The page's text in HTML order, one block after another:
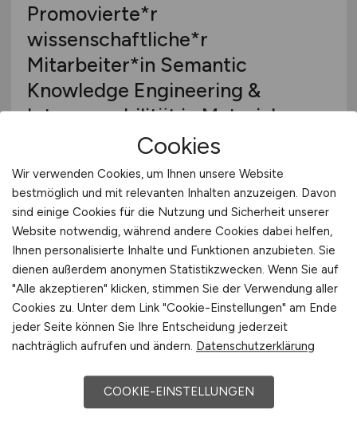
Promovierte*r
wissenschaftliche*r
Mitarbeiter*in Semantic
Knowledge Engineering &
Interoperabilität in Materials
BAM Bundesanstalt für Materialforschung und
-prüfung
vor 4 Tagen
Berlin
Cookies
Wir verwenden Cookies, um Ihnen unsere Website
bestmöglich und mit relevanten Inhalten anzuzeigen. Davon
sind einige Cookies für die Nutzung und Sicherheit unserer
Website notwendig, während andere Cookies dabei helfen,
Ihnen personalisierte Inhalte und Funktionen anzubieten. Sie
dienen außerdem anonymen Statistikzwecken. Wenn Sie auf
"Alle akzeptieren" klicken, stimmen Sie der Verwendung aller
Cookies zu. Unter dem Link "Cookie-Einstellungen" am Ende
jeder Seite können Sie Ihre Entscheidung jederzeit
nachträglich aufrufen und ändern. Datenschutzerklärung
COOKIE-EINSTELLUNGEN